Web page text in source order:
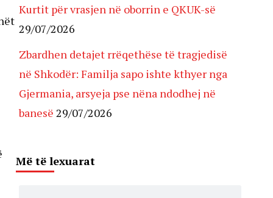
Kurtit për vrasjen në oborrin e QKUK-së
29/07/2026
Zbardhen detajet rrëqethëse të tragjedisë
në Shkodër: Familja sapo ishte kthyer nga
Gjermania, arsyeja pse nëna ndodhej në
banesë 29/07/2026
Më të lexuarat